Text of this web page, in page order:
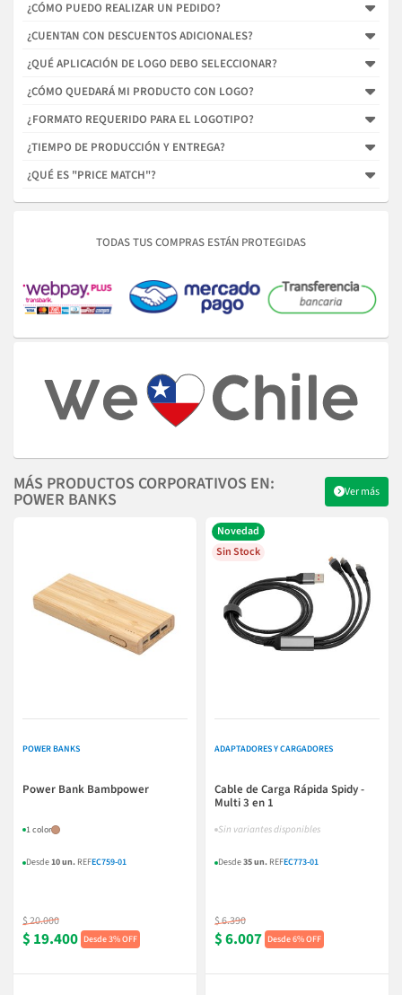
¿CÓMO PUEDO REALIZAR UN PEDIDO?
¿CUENTAN CON DESCUENTOS ADICIONALES?
¿QUÉ APLICACIÓN DE LOGO DEBO SELECCIONAR?
¿CÓMO QUEDARÁ MI PRODUCTO CON LOGO?
¿FORMATO REQUERIDO PARA EL LOGOTIPO?
¿TIEMPO DE PRODUCCIÓN Y ENTREGA?
¿QUÉ ES "PRICE MATCH"?
TODAS TUS COMPRAS ESTÁN PROTEGIDAS
MÁS PRODUCTOS CORPORATIVOS EN:
POWER BANKS Ver más
POWER BANKS
Power Bank Bambpower
1 color
Desde10 un. REFEC759-01
$ 20.000
$ 19.400 3% OFF
Novedad
Sin Stock
ADAPTADORES Y CARGADORES
Cable de Carga Rápida Spidy -
Multi 3 en 1
Sin variantes disponibles
Desde35 un. REFEC773-01
$ 6.390
$ 6.007 6% OFF